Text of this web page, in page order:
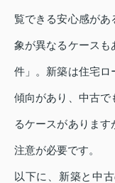
覧できる安心感が
象が異なるケースも
件」。新築は住宅ロ
傾向があり、中古で
るケースがありま
注意が必要です。
以下に、新築と中